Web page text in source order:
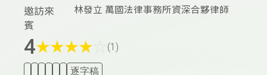
邀訪來
賓
林發立 萬國法律事務所資深合夥律師
4★★★★ (1)
逐字稿